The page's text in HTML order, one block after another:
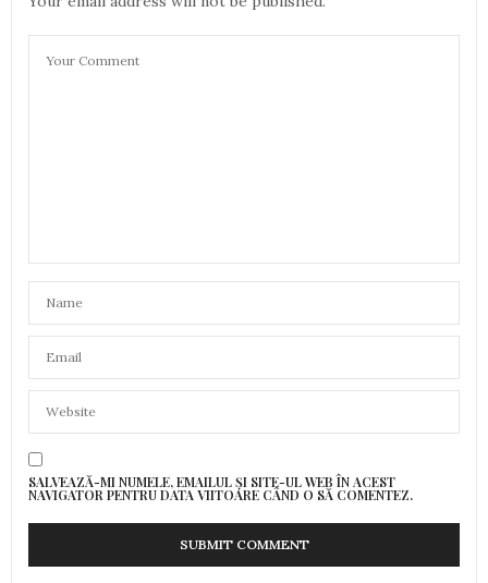
SALVEAZĂ-MI NUMELE, EMAILUL ȘI SITE-UL WEB ÎN ACEST
NAVIGATOR PENTRU DATA VIITOARE CÂND O SĂ COMENTEZ.